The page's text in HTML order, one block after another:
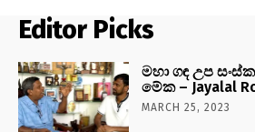
Editor Picks
මහා ගඳ උප
මේක – Jayalal
MARCH 25, 2023